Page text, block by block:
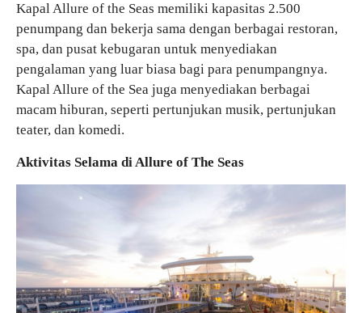
Kapal Allure of the Seas memiliki kapasitas 2.500
penumpang dan bekerja sama dengan berbagai restoran,
spa, dan pusat kebugaran untuk menyediakan
pengalaman yang luar biasa bagi para penumpangnya.
Kapal Allure of the Sea juga menyediakan berbagai
macam hiburan, seperti pertunjukan musik, pertunjukan
teater, dan komedi.
Aktivitas Selama di Allure of The Seas